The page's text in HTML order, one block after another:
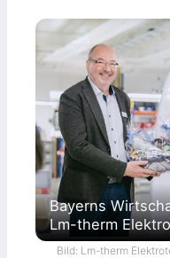
Bayerns
Lm-therm
Bild: Lm-therm